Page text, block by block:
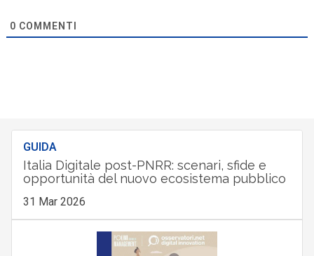
0 COMMENTI
GUIDA
Italia Digitale post-PNRR: scenari, sfide e
opportunità del nuovo ecosistema pubblico
31 Mar 2026